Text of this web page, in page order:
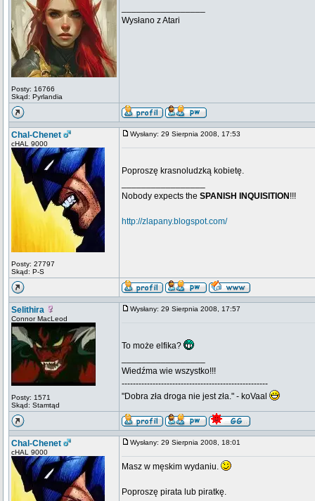
Posty: 16766
Skąd: Pyrlandia
Wysłano z Atari
Chal-Chenet
cHAL 9000
Posty: 27797
Skąd: P-S
Wysłany: 29 Sierpnia 2008, 17:53
Poproszę krasnoludzką kobietę.
Nobody expects the SPANISH INQUISITION !!!
http://zlapany.blogspot.com/
Selithira
Connor MacLeod
Posty: 1571
Skąd: Stamtąd
Wysłany: 29 Sierpnia 2008, 17:57
To może elfika?
Wiedźma wie wszystko!!!
----------------------------------------------------
"Dobra zła droga nie jest zła." - koVaal
Chal-Chenet
cHAL 9000
Wysłany: 29 Sierpnia 2008, 18:01
Masz w męskim wydaniu.
Poproszę pirata lub piratkę.